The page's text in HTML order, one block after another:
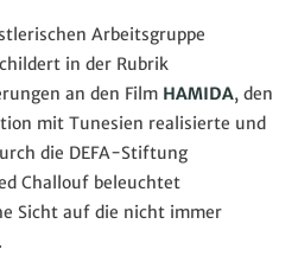
Arbeitsgruppe
in der Rubrik
an den Film HAMIDA, den
mit Tunesien realisierte und
die DEFA-Stiftung
Challouf beleuchtet
Sicht auf die nicht immer